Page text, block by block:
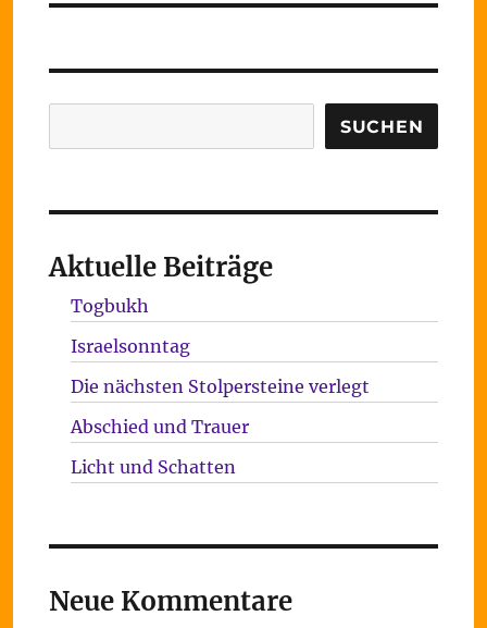
SUCHEN
Aktuelle Beiträge
Togbukh
Israelsonntag
Die nächsten Stolpersteine verlegt
Abschied und Trauer
Licht und Schatten
Neue Kommentare